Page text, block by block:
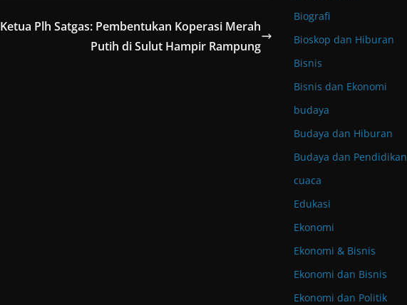
Ketua Plh Satgas: Pembentukan Koperasi Merah
Putih di Sulut Hampir Rampung
Biografi
Bioskop dan Hiburan
Bisnis
Bisnis dan Ekonomi
budaya
Budaya dan Hiburan
Budaya dan Pendidikan
cuaca
Edukasi
Ekonomi
Ekonomi & Bisnis
Ekonomi dan Bisnis
Ekonomi dan Politik